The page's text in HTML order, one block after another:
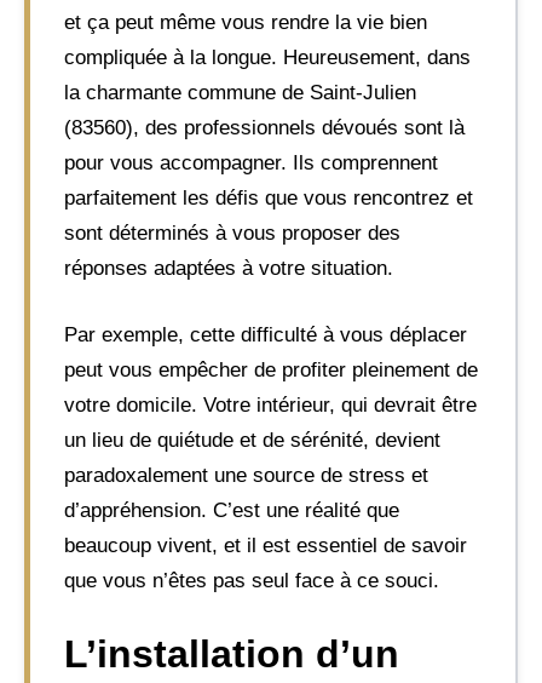
et ça peut même vous rendre la vie bien
compliquée à la longue. Heureusement, dans
la charmante commune de Saint-Julien
(83560), des professionnels dévoués sont là
pour vous accompagner. Ils comprennent
parfaitement les défis que vous rencontrez et
sont déterminés à vous proposer des
réponses adaptées à votre situation.
Par exemple, cette difficulté à vous déplacer
peut vous empêcher de profiter pleinement de
votre domicile. Votre intérieur, qui devrait être
un lieu de quiétude et de sérénité, devient
paradoxalement une source de stress et
d’appréhension. C’est une réalité que
beaucoup vivent, et il est essentiel de savoir
que vous n’êtes pas seul face à ce souci.
L’installation d’un